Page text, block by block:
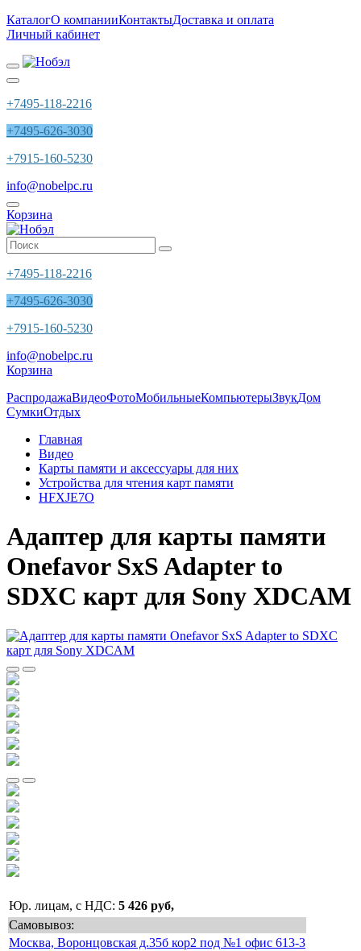
КаталогО компанииКонтактыДоставка и оплата
Личный кабинет
+7495-118-2216
+7495-626-3030
+7915-160-5230
info@nobelpc.ru
Корзина
+7495-118-2216
+7495-626-3030
+7915-160-5230
info@nobelpc.ru
Корзина
РаспродажаВидеоФотоМобильныеКомпьютерыЗвукДом
СумкиОтдых
Главная
Видео
Карты памяти и аксессуары для них
Устройства для чтения карт памяти
HFXJE7O
Адаптер для карты памяти
Onefavor SxS Adapter to
SDXC карт для Sony XDCAM
Юр. лицам, с НДС: 5 426 руб,
Самовывоз:
Москва, Воронцовская д.35б кор2 под №1 офис 613-3